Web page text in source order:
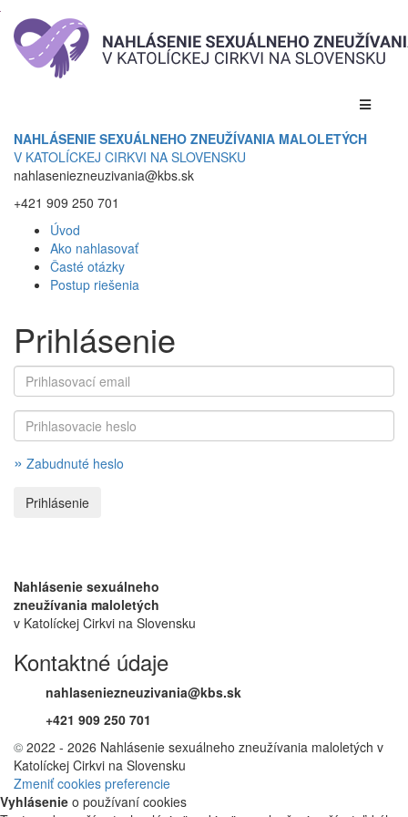
NAHLÁSENIE SEXUÁLNEHO ZNEUŽÍVANIA MALOLETÝCH
V KATOLÍCKEJ CIRKVI NA SLOVENSKU
nahlaseniezneuzivania@kbs.sk
+421 909 250 701
Úvod
Ako nahlasovať
Časté otázky
Postup riešenia
Prihlásenie
» Zabudnuté heslo
Nahlásenie sexuálneho
zneužívania maloletých
v Katolíckej Cirkvi na Slovensku
Kontaktné údaje
nahlaseniezneuzivania@kbs.sk
+421 909 250 701
© 2022 - 2026 Nahlásenie sexuálneho zneužívania maloletých v
Katolíckej Cirkvi na Slovensku
Zmeniť cookies preferencie
Vyhlásenie o používaní cookies